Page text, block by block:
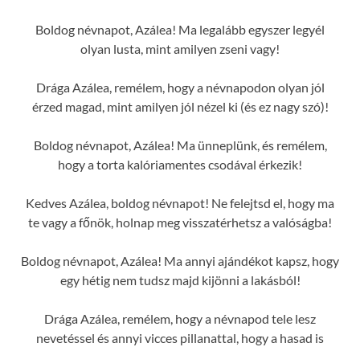
Boldog névnapot, Azálea! Ma legalább egyszer legyél
olyan lusta, mint amilyen zseni vagy!
Drága Azálea, remélem, hogy a névnapodon olyan jól
érzed magad, mint amilyen jól nézel ki (és ez nagy szó)!
Boldog névnapot, Azálea! Ma ünneplünk, és remélem,
hogy a torta kalóriamentes csodával érkezik!
Kedves Azálea, boldog névnapot! Ne felejtsd el, hogy ma
te vagy a főnök, holnap meg visszatérhetsz a valóságba!
Boldog névnapot, Azálea! Ma annyi ajándékot kapsz, hogy
egy hétig nem tudsz majd kijönni a lakásból!
Drága Azálea, remélem, hogy a névnapod tele lesz
nevetéssel és annyi vicces pillanattal, hogy a hasad is